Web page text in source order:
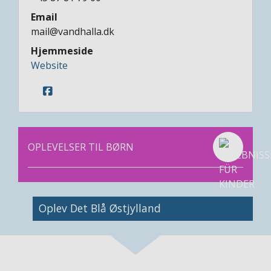
Email
mail@vandhalla.dk
Hjemmeside
Website
OPLEVELSER TIL BØRN
Image
Oplev Det Blå Østjylland